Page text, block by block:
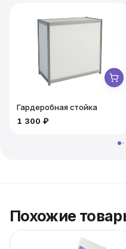
Гардеробная стойка
1 300 ₽
Похожие